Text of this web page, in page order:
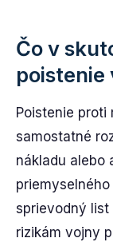
Čo v
Poistenie
samostatné
nákladu alebo
sprievodný list
rizikám vojny